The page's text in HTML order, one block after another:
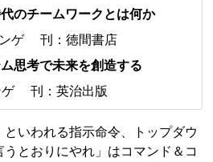
のチームワークとは何か
ンゲ 刊：徳間書店
思考で未来を創造する
ゲ 刊：英治出版
いわれる指示命令、トップダウ
とおりにやれ」はコマンド＆コ